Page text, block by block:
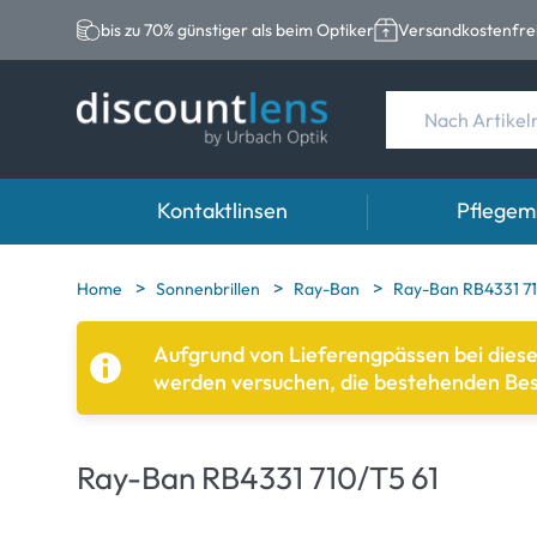
bis zu 70% günstiger als beim Optiker
Kontaktlinsen
Marken
Biotrue
MyDay
Kategorie
Torische Linsen
Marken
EasySept
AOSEPT
Home Sonnenbrillen Ray-Ban Ray-Ban RB4331
Aufgrund von Lieferengpässen bei
werden versuchen, die bestehenden
Ray-Ban RB4331 710/T5 61